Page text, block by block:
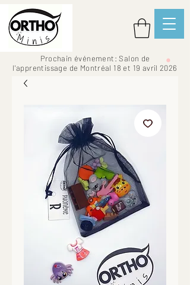
Prochain événement: Salon de
l'apprentissage de Montréal 18 et 19 avril 2026